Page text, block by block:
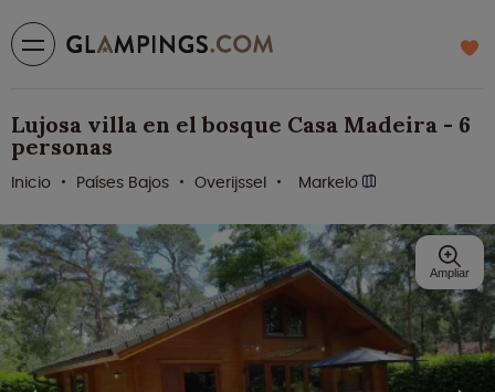
Lujosa villa en el bosque Casa Madeira - 6
personas
Inicio Países Bajos Overijssel Markelo
Ampliar